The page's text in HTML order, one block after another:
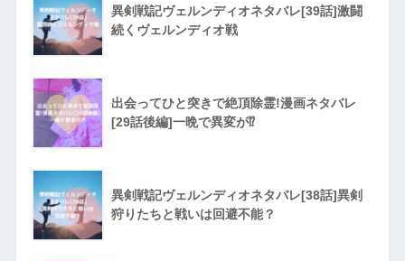
異剣戦記ヴェルンディオネタバレ[39話]激闘
続くヴェルンディオ戦
出会ってひと突きで絶頂除霊!漫画ネタバレ
[29話後編]一晩で異変が⁉︎
異剣戦記ヴェルンディオネタバレ[38話]異剣
狩りたちと戦いは回避不能？